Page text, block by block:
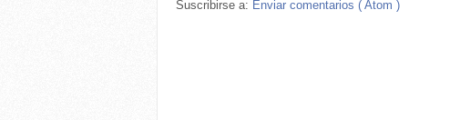
Suscribirse a: Enviar comentarios ( Atom )